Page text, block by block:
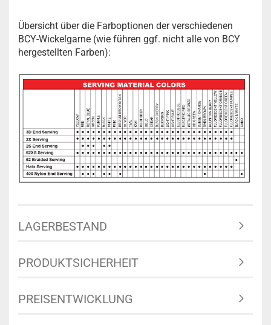
Übersicht über die Farboptionen der verschiedenen
BCY-Wickelgarne (wie führen ggf. nicht alle von BCY
hergestellten Farben):
LAGERBESTAND
PRODUKTSICHERHEIT
PREISENTWICKLUNG